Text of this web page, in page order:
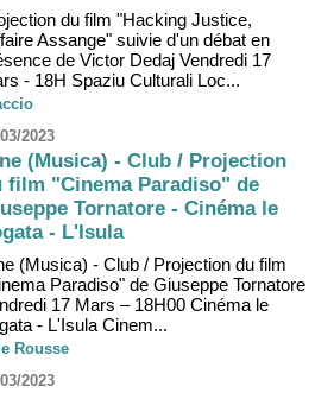
du film "Hacking Justice,
Assange" suivie d'un débat en
de Victor Dedaj Vendredi 17
- 18H Spaziu Culturali Loc...
2023
(Musica) - Club / Projection
film "Cinema Paradiso" de
Tornatore - Cinéma le
- L'Isula
(Musica) - Club / Projection du film
Paradiso" de Giuseppe Tornatore
17 Mars – 18H00 Cinéma le
- L'Isula Cinem...
Rousse
2023